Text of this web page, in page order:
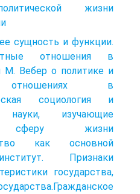
жизни
сущность и функции.
отношения в
М. Вебер о политике и
отношениях в
социология и
изучающие
сферу жизни
как основной
Признаки
государства,